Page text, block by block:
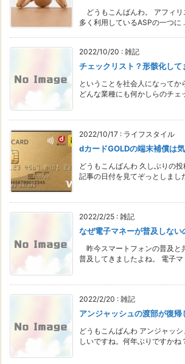
どうもこんばんわ。 アフィ
多く利用しているASPの一つに
2022/10/20 : 雑記
チェックリスト？形骸化して
ということを社会人になってか
どんな業種にも何かしらのチェ
2022/10/17 : ライフスタイル
dカードGOLDの端末補償は
どうもこんばんわ 久しぶりの
記事の日付を見てぞっとしまし
2022/2/25 : 雑記
なぜ電子マネーが普及しない
昨今スマートフォンの普及と
普及してきましたよね。 電子マ
2022/2/20 : 雑記
アンジャッシュの渡部が復帰
どうもこんばんわ アンジャッ
しいですね。何年ぶりですかね